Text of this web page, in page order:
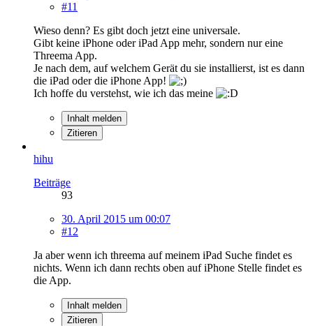
#11
Wieso denn? Es gibt doch jetzt eine universale.
Gibt keine iPhone oder iPad App mehr, sondern nur eine
Threema App.
Je nach dem, auf welchem Gerät du sie installierst, ist es dann
die iPad oder die iPhone App!
Ich hoffe du verstehst, wie ich das meine
Inhalt melden
Zitieren
hihu
Beiträge
93
30. April 2015 um 00:07
#12
Ja aber wenn ich threema auf meinem iPad Suche findet es
nichts. Wenn ich dann rechts oben auf iPhone Stelle findet es
die App.
Inhalt melden
Zitieren